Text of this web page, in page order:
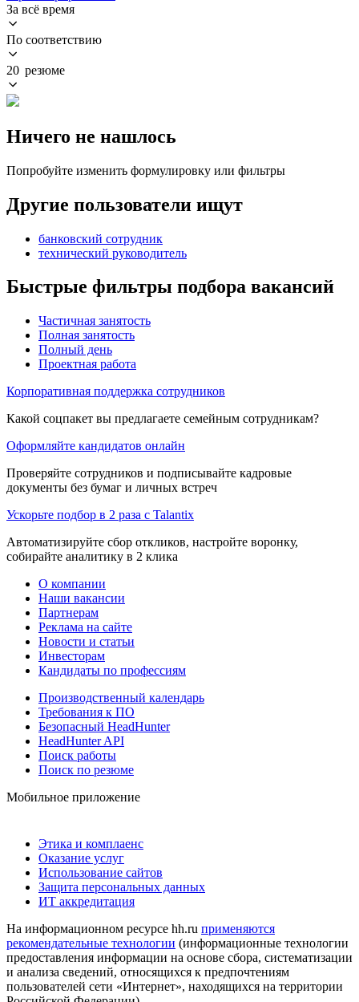
За всё время
По соответствию
20 резюме
Ничего не нашлось
Попробуйте изменить формулировку или фильтры
Другие пользователи ищут
банковский сотрудник
технический руководитель
Быстрые фильтры подбора вакансий
Частичная занятость
Полная занятость
Полный день
Проектная работа
Корпоративная поддержка сотрудников
Какой соцпакет вы предлагаете семейным сотрудникам?
Оформляйте кандидатов онлайн
Проверяйте сотрудников и подписывайте кадровые
документы без бумаг и личных встреч
Ускорьте подбор в 2 раза с Talantix
Автоматизируйте сбор откликов, настройте воронку,
собирайте аналитику в 2 клика
О компании
Наши вакансии
Партнерам
Реклама на сайте
Новости и статьи
Инвесторам
Кандидаты по профессиям
Производственный календарь
Требования к ПО
Безопасный HeadHunter
HeadHunter API
Поиск работы
Поиск по резюме
Мобильное приложение
Этика и комплаенс
Оказание услуг
Использование сайтов
Защита персональных данных
ИТ аккредитация
На информационном ресурсе hh.ru применяются
рекомендательные технологии (информационные технологии
предоставления информации на основе сбора, систематизации
и анализа сведений, относящихся к предпочтениям
пользователей сети «Интернет», находящихся на территории